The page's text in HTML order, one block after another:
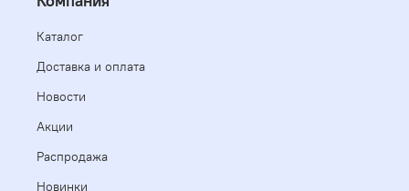
Каталог
Доставка и оплата
Новости
Акции
Распродажа
Новинки